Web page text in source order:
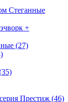
Стеганные
+
(27)
Престиж (46)